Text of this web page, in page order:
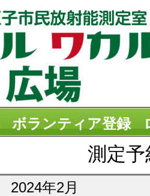
ボランティア登録
測定
2024年2月